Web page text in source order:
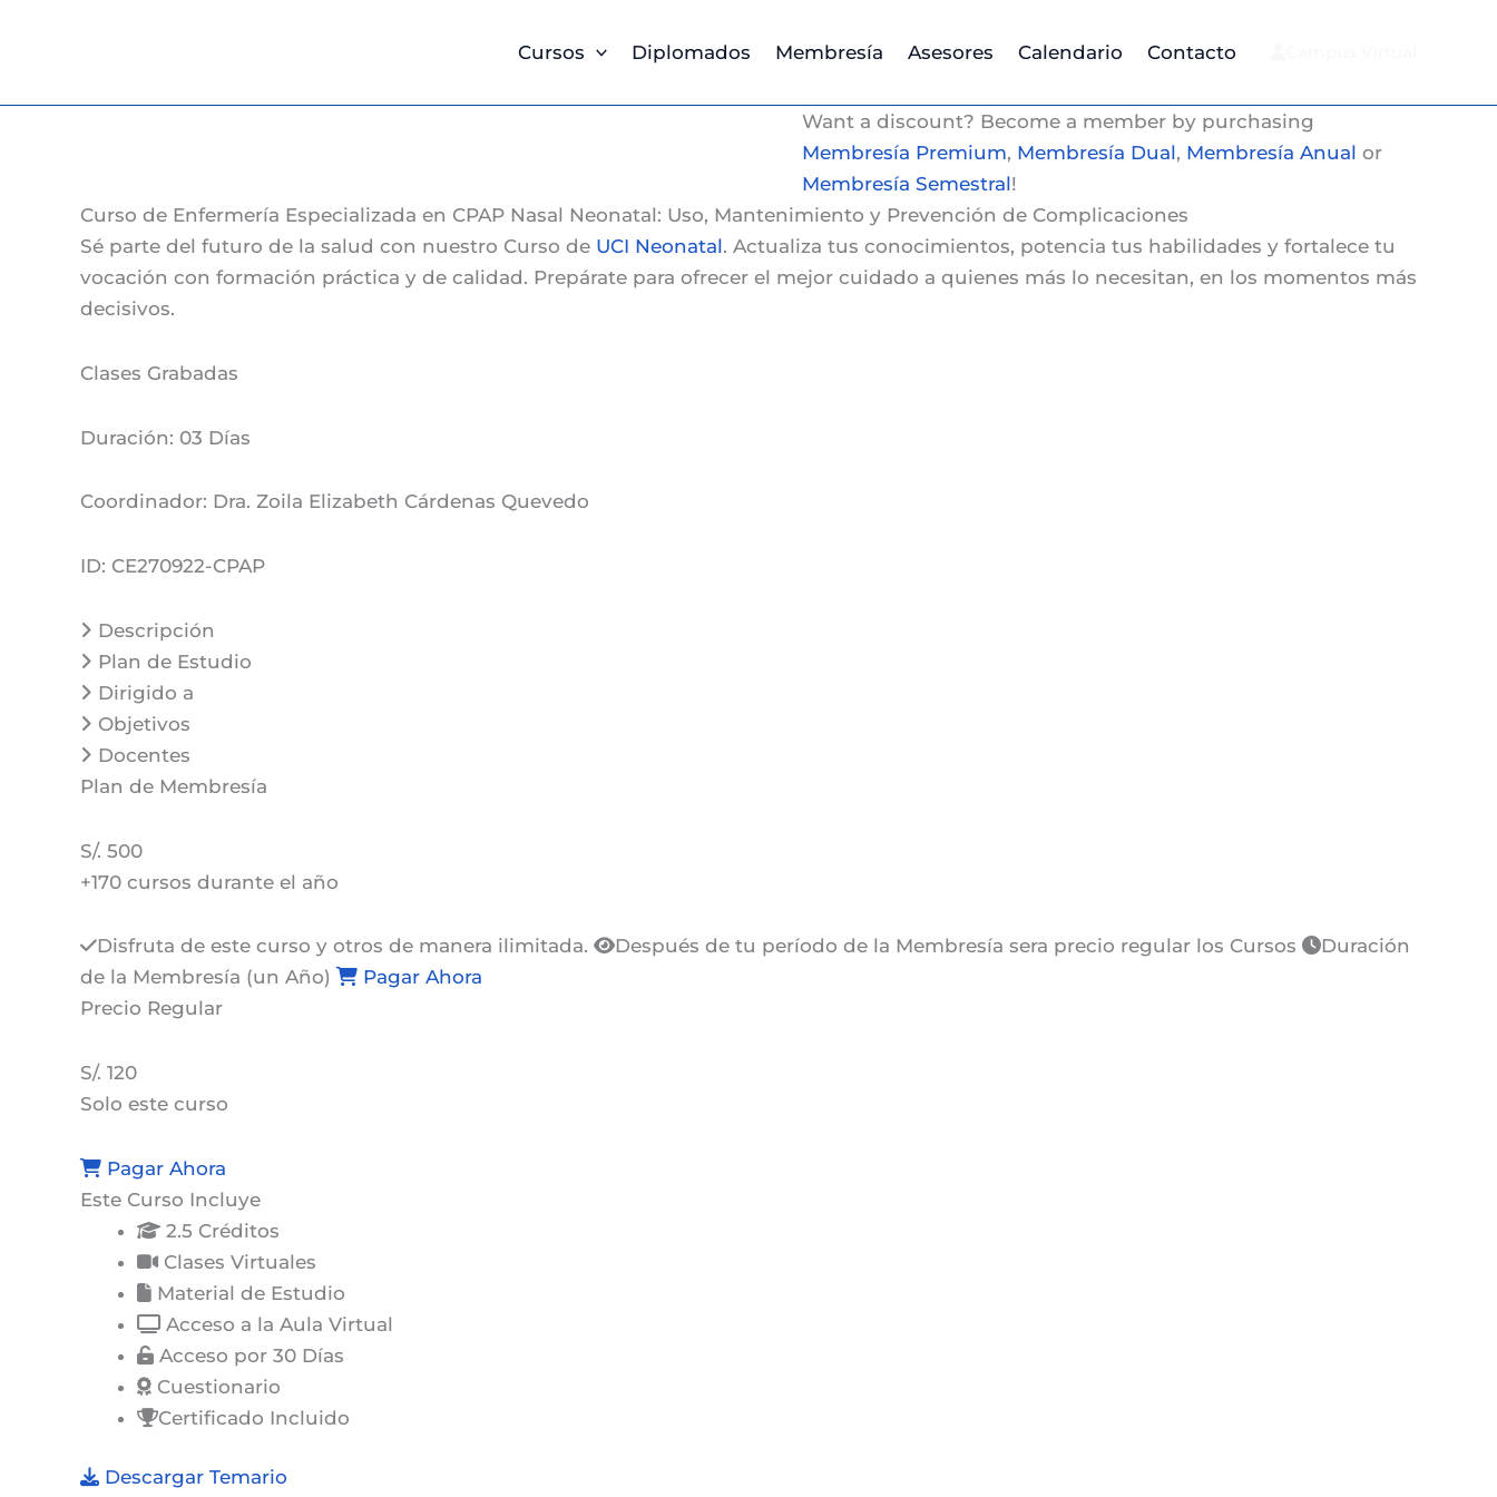
Cursos Diplomados Membresía Asesores Calendario Contacto
Want a discount? Become a member by purchasing
Membresía Premium, Membresía Dual, Membresía Anual or
Membresía Semestral!
Curso de Enfermería Especializada en CPAP Nasal Neonatal: Uso, Mantenimiento y Prevención de Complicaciones
Sé parte del futuro de la salud con nuestro Curso de UCI Neonatal. Actualiza tus conocimientos, potencia tus habilidades y fortalece tu
vocación con formación práctica y de calidad. Prepárate para ofrecer el mejor cuidado a quienes más lo necesitan, en los momentos más
decisivos.
Clases Grabadas
Duración: 03 Días
Coordinador: Dra. Zoila Elizabeth Cárdenas Quevedo
ID: CE270922-CPAP
Descripción
Plan de Estudio
Dirigido a
Objetivos
Docentes
Plan de Membresía
S/. 500
+170 cursos durante el año
Disfruta de este curso y otros de manera ilimitada. Después de tu período de la Membresía sera precio regular los Cursos
Duración
de la Membresía (un Año)
Pagar Ahora
Precio Regular
S/. 120
Solo este curso
Pagar Ahora
Este Curso Incluye
2.5 Créditos
Clases Virtuales
Material de Estudio
Acceso a la Aula Virtual
Acceso por 30 Días
Cuestionario
Certificado Incluido
Descargar Temario